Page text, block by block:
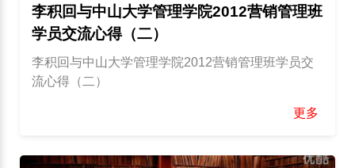
李积回与中山大学管理学院2012营销管理班
学员交流心得（二）
李积回与中山大学管理学院2012营销管理班学员交
流心得（二）
更多